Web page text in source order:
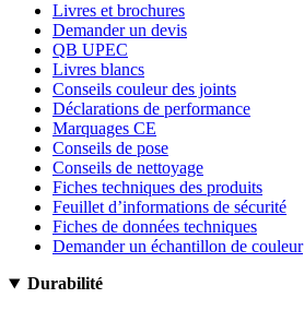
Livres et brochures
Demander un devis
QB UPEC
Livres blancs
Conseils couleur des joints
Déclarations de performance
Marquages CE
Conseils de pose
Conseils de nettoyage
Fiches techniques des produits
Feuillet d’informations de sécurité
Fiches de données techniques
Demander un échantillon de couleur
Durabilité